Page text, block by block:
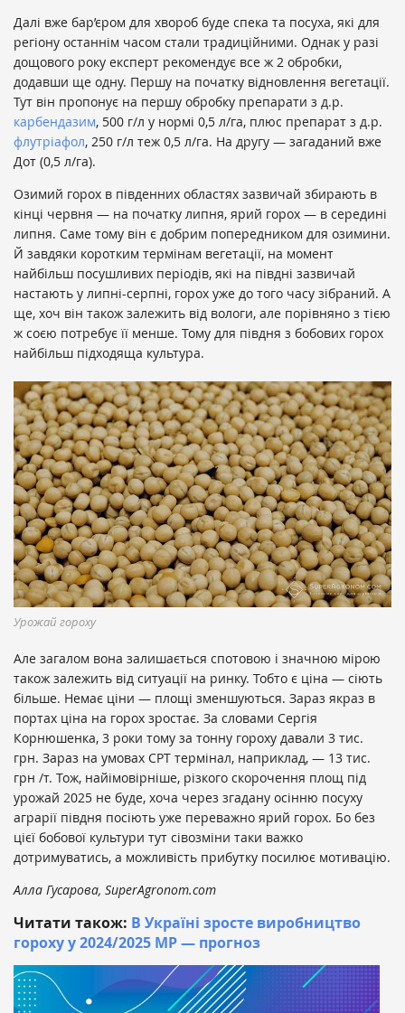
Далі вже бар’єром для хвороб буде спека та посуха, які для
регіону останнім часом стали традиційними. Однак у разі
дощового року експерт рекомендує все ж 2 обробки,
додавши ще одну. Першу на початку відновлення вегетації.
Тут він пропонує на першу обробку препарати з д.р.
карбендазим, 500 г/л у нормі 0,5 л/га, плюс препарат з д.р.
флутріафол, 250 г/л теж 0,5 л/га. На другу — загаданий вже
Дот (0,5 л/га).
Озимий горох в південних областях зазвичай збирають в
кінці червня — на початку липня, ярий горох — в середині
липня. Саме тому він є добрим попередником для озимини.
Й завдяки коротким термінам вегетації, на момент
найбільш посушливих періодів, які на півдні зазвичай
настають у липні-серпні, горох уже до того часу зібраний. А
ще, хоч він також залежить від вологи, але порівняно з тією
ж соєю потребує її менше. Тому для півдня з бобових горох
найбільш підходяща культура.
Урожай гороху
Але загалом вона залишається спотовою і значною мірою
також залежить від ситуації на ринку. Тобто є ціна — сіють
більше. Немає ціни — площі зменшуються. Зараз якраз в
портах ціна на горох зростає. За словами Сергія
Корнюшенка, 3 роки тому за тонну гороху давали 3 тис.
грн. Зараз на умовах CPT термінал, наприклад, — 13 тис.
грн /т. Тож, найімовірніше, різкого скорочення площ під
урожай 2025 не буде, хоча через згадану осінню посуху
аграрії півдня посіють уже переважно ярий горох. Бо без
цієї бобової культури тут сівозміни таки важко
дотримуватись, а можливість прибутку посилює мотивацію.
Алла Гусарова, SuperAgronom.com
Читати також: В Україні зросте виробництво
гороху у 2024/2025 МР — прогноз